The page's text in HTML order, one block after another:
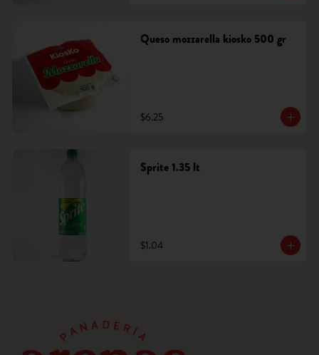
Queso mozzarella kiosko 500 gr
$6.25
Sprite 1.35 lt
$1.04